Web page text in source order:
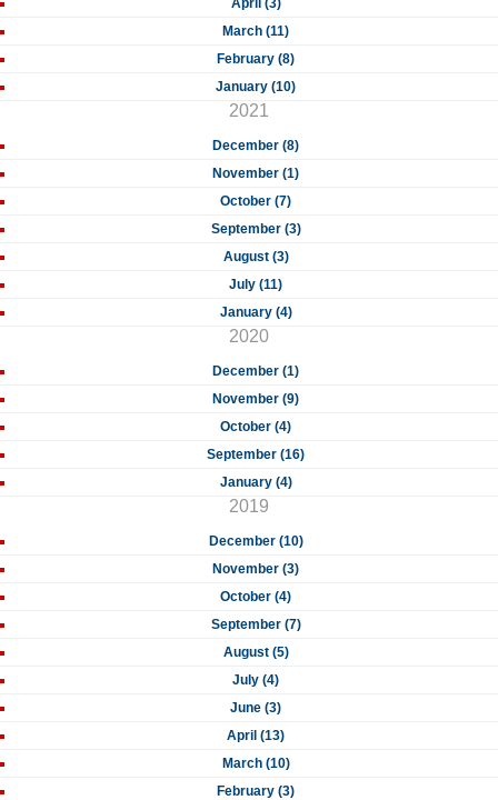
April (3)
March (11)
February (8)
January (10)
2021
December (8)
November (1)
October (7)
September (3)
August (3)
July (11)
January (4)
2020
December (1)
November (9)
October (4)
September (16)
January (4)
2019
December (10)
November (3)
October (4)
September (7)
August (5)
July (4)
June (3)
April (13)
March (10)
February (3)